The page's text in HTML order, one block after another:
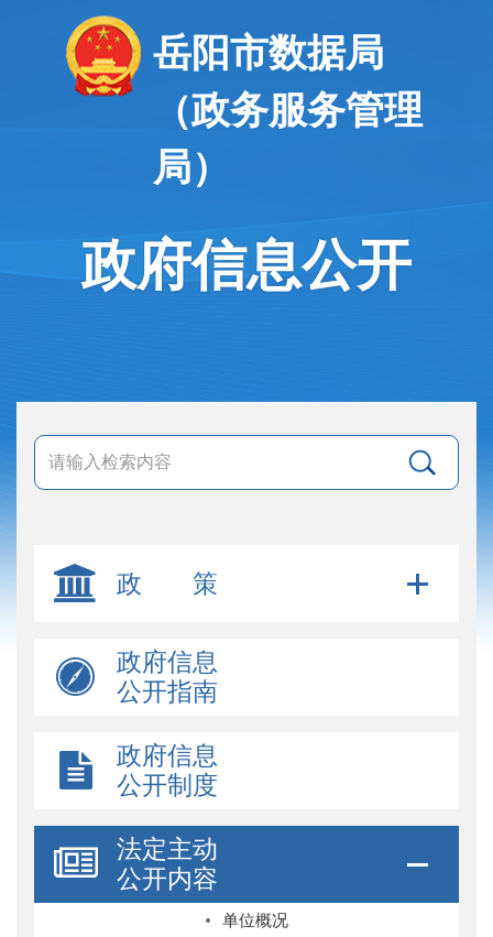
岳阳市数据局
（政务服务管理
局）
政府信息公开
政 策
政府信息
公开指南
政府信息
公开制度
法定主动
公开内容
单位概况